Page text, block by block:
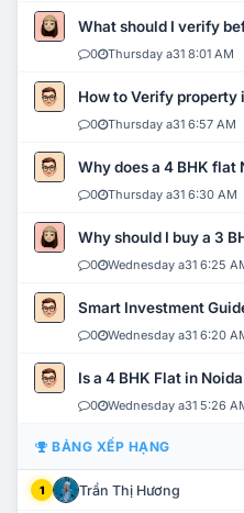
What should I verify
0 Thursday a31 8:01 AM
How to Verify property
0 Thursday a31 6:57 AM
Why does a 4 BHK
0 Thursday a31 6:30 AM
Why should I buy a 3
0 Wednesday a31 6:25
Smart Investment
0 Wednesday a31 6:20
Is a 4 BHK Flat in
0 Wednesday a31 5:26
BẢNG XẾP HẠNG
1 Trần Thị Hương